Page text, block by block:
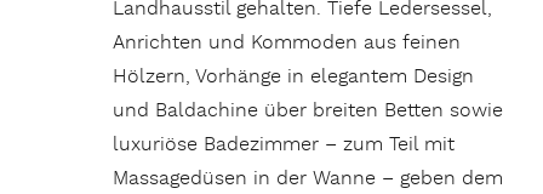
Landhausstil gehalten. Tiefe Ledersessel,
Anrichten und Kommoden aus feinen
Hölzern, Vorhänge in elegantem Design
und Baldachine über breiten Betten sowie
luxuriöse Badezimmer – zum Teil mit
Massagedüsen in der Wanne – geben dem